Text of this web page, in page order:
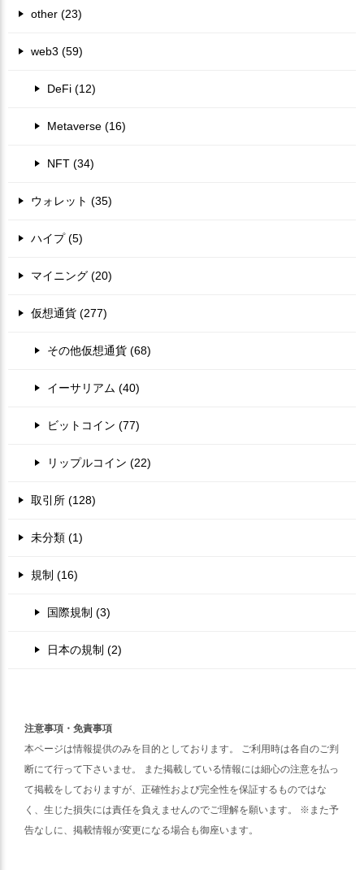
other (23)
web3 (59)
DeFi (12)
Metaverse (16)
NFT (34)
ウォレット (35)
ハイプ (5)
マイニング (20)
仮想通貨 (277)
その他仮想通貨 (68)
イーサリアム (40)
ビットコイン (77)
リップルコイン (22)
取引所 (128)
未分類 (1)
規制 (16)
国際規制 (3)
日本の規制 (2)
注意事項・免責事項
本ページは情報提供のみを目的としております。 ご利用時は各自のご判
断にて行って下さいませ。 また掲載している情報には細心の注意を払っ
て掲載をしておりますが、正確性および完全性を保証するものではな
く、生じた損失には責任を負えませんのでご理解を願います。 ※また予
告なしに、掲載情報が変更になる場合も御座います。